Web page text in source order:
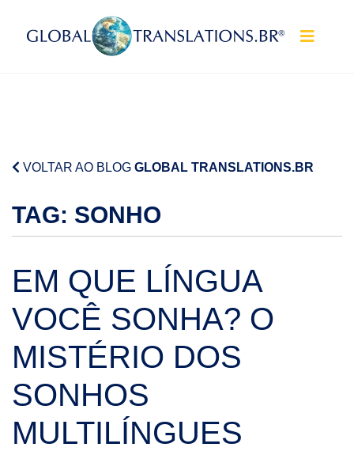
Pular para o conteúdo
VOLTAR AO BLOG GLOBAL TRANSLATIONS.BR
TAG: SONHO
EM QUE LÍNGUA
VOCÊ SONHA? O
MISTÉRIO DOS
SONHOS
MULTILÍNGUES